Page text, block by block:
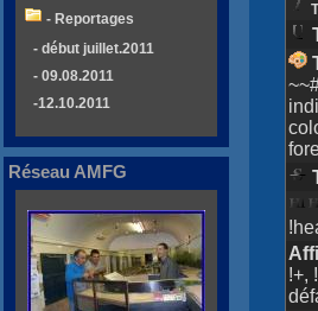
!+,
- Reportages
- début juillet.2011
- 09.08.2011
-12.10.2011
Réseau AMFG